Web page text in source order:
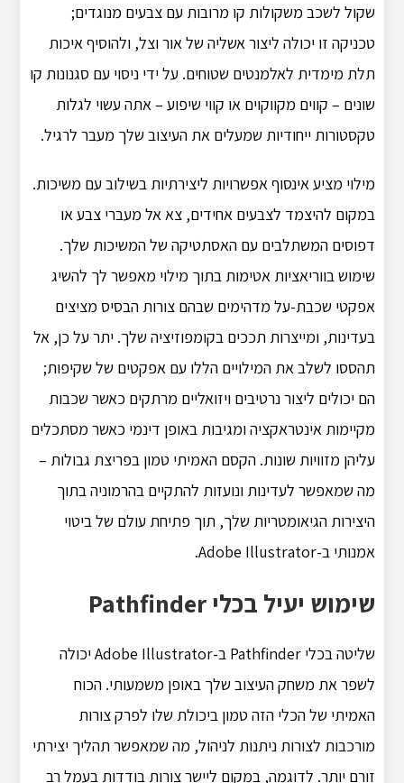
שקול לשכב משקולות קו מרובות עם צבעים מנוגדים;
טכניקה זו יכולה ליצור אשליה של אור וצל, ולהוסיף איכות
תלת מימדית לאלמנטים שטוחים. על ידי ניסוי עם סגנונות קו
שונים – קווים מקווקוים או קווי שיפוע – אתה עשוי לגלות
טקסטורות ייחודיות שמעלים את העיצוב שלך מעבר לרגיל.
מילוי מציע אינסוף אפשרויות ליצירתיות בשילוב עם משיכות.
במקום להיצמד לצבעים אחידים, צא אל מעברי צבע או
דפוסים המשתלבים עם האסתטיקה של המשיכות שלך.
שימוש בווריאציות אטימות בתוך מילוי מאפשר לך להשיג
אפקטי שכבת-על מדהימים שבהם צורות הבסיס מציצים
בעדינות, ומייצרות תככים בקומפוזיציה שלך. יתר על כן, אל
תהססו לשלב את המילויים הללו עם אפקטים של שקיפות;
הם יכולים ליצור נרטיבים ויזואליים מרתקים כאשר שכבות
מקיימות אינטראקציה ומגיבות באופן דינמי כאשר מסתכלים
עליהן מזוויות שונות. הקסם האמיתי טמון בפריצת גבולות –
מה שמאפשר לעדינות ונועזות להתקיים בהרמוניה בתוך
היצירות הגיאומטריות שלך, תוך פתיחת עולם של ביטוי
אמנותי ב-Adobe Illustrator.
שימוש יעיל בכלי Pathfinder
שליטה בכלי Pathfinder ב-Adobe Illustrator יכולה
לשפר את משחק העיצוב שלך באופן משמעותי. הכוח
האמיתי של הכלי הזה טמון ביכולת שלו לפרק צורות
מורכבות לצורות ניתנות לניהול, מה שמאפשר תהליך יצירתי
זורם יותר. לדוגמה, במקום ליישר צורות בודדות בעמל רב